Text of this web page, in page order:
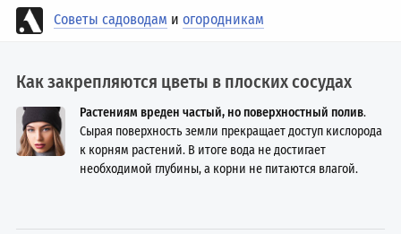
Советы садоводам иогородникам
Как закрепляются цветы в плоских сосудах
Растениям вреден частый, но поверхностный полив.
Сырая поверхность земли прекращает доступ кислорода
к корням растений. В итоге вода не достигает
необходимой глубины, а корни не питаются влагой.